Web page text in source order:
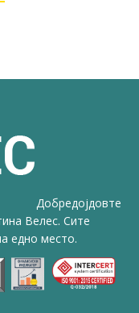
Добредојдовте
Велес. Сите
едно место.